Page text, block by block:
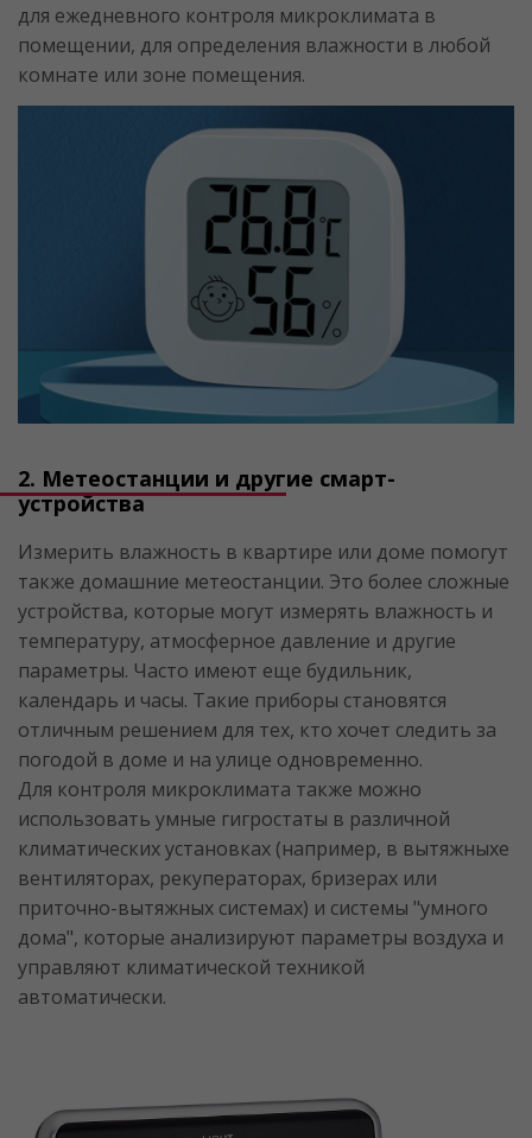
для ежедневного контроля микроклимата в
помещении, для определения влажности в любой
комнате или зоне помещения.
2. Метеостанции и другие смарт-
устройства
Измерить влажность в квартире или доме помогут
также домашние метеостанции. Это более сложные
устройства, которые могут измерять влажность и
температуру, атмосферное давление и другие
параметры. Часто имеют еще будильник,
календарь и часы. Такие приборы становятся
отличным решением для тех, кто хочет следить за
погодой в доме и на улице одновременно.
Для контроля микроклимата также можно
использовать умные гигростаты в различной
климатических установках (например, в вытяжныхе
вентиляторах, рекуператорах, бризерах или
приточно-вытяжных системах) и системы "умного
дома", которые анализируют параметры воздуха и
управляют климатической техникой
автоматически.